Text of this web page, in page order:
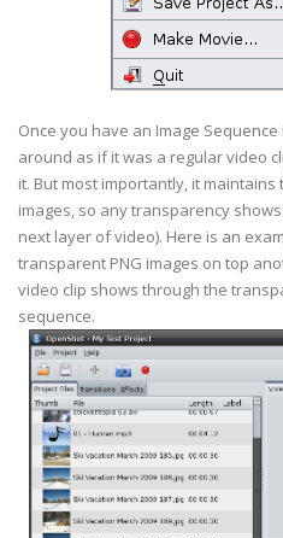
Once you have an Image
around as if it was a regular video
it. But most importantly, it
images, so any transparency
next layer of video). Here is an
transparent PNG images on top
video clip shows through the
sequence.